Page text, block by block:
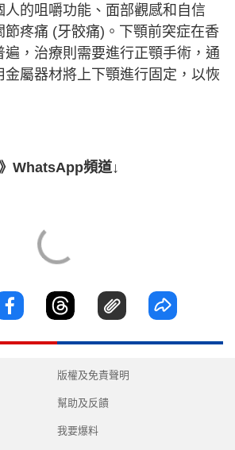
人的咀嚼功能、面部觀感和自信
節疼痛 (牙骹痛)。下顎前突症在香
遍，治療則需要進行正顎手術，通
金屬器材將上下顎進行固定，以恢
WhatsApp頻道↓
版權及免責聲明
幫助及反饋
我要爆料